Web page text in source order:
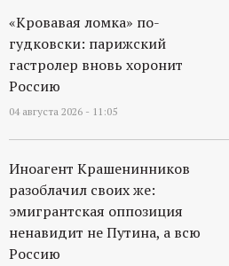
«Кровавая ломка» по-
гудковски: парижский
гастролер вновь хоронит
Россию
04 августа 2026 - 11:05
Иноагент Крашенинников
разоблачил своих же:
эмигрантская оппозиция
ненавидит не Путина, а всю
Россию